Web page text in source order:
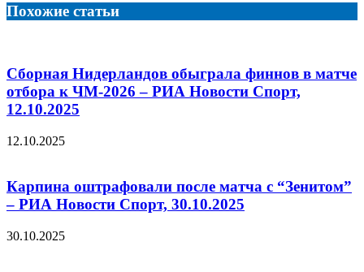
Похожие статьи
Сборная Нидерландов обыграла финнов в матче
отбора к ЧМ-2026 – РИА Новости Спорт,
12.10.2025
12.10.2025
Карпина оштрафовали после матча с “Зенитом”
– РИА Новости Спорт, 30.10.2025
30.10.2025